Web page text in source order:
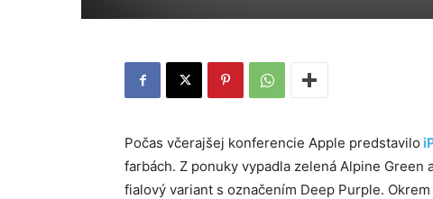
Počas včerajšej konferencie Apple predstavilo
farbách. Z ponuky vypadla zelená Alpine
fialový variant s označením Deep Purple.